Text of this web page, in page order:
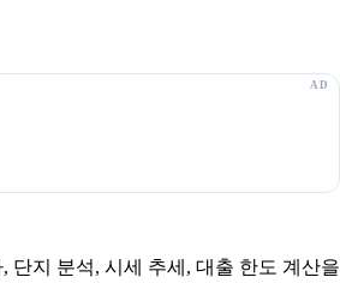
단지 분석, 시세 추세, 대출 한도 계산을